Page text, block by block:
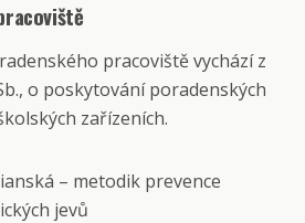
pracoviště vychází z
o poskytování poradenských
zařízeních.
– metodik prevence
jevů